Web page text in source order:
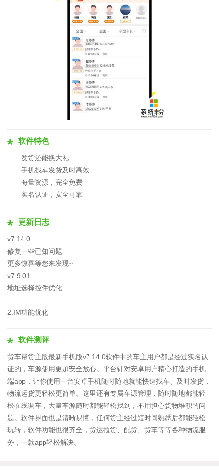
软件特色
发货还能换大礼
手机找车发货及时高效
海量资源，完全免费
实名认证，安全可靠
更新日志
v7.14.0
修复一些已知问题
更多惊喜等您来发现~
v7.9.01.
地址选择控件优化
2.IM功能优化
软件测评
货车帮货主版最新手机版v7.14.0软件中的车主用户都是经过实名认
证的，车源使用更加安全放心。平台针对安卓用户精心打造的手机
端app，让你使用一台安卓手机随时随地就能快速找车、及时发货，
物流运货更轻松更简单。这里还有专属车源管理，随时随地都能轻
松在线调车，大量车源随时都能轻松找到，不用担心货物堆积的问
题。软件界面也是清晰易懂，任何货主经过短时间熟悉后都能轻松
玩转，软件功能也很齐全，货运拉货、配货、货车等等各种物流服
务，一款app轻松解决。